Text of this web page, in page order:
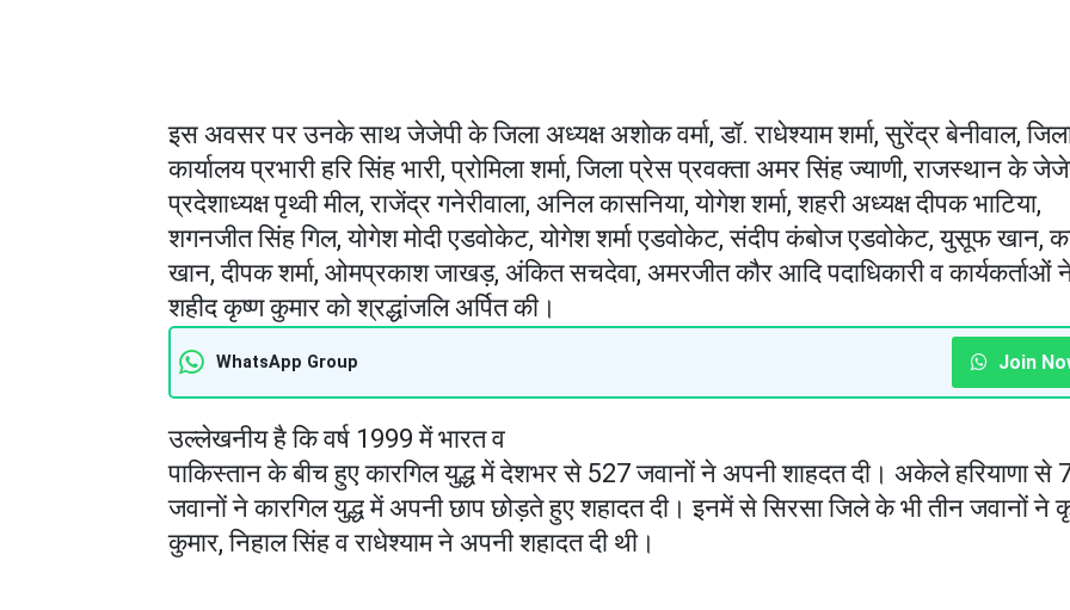
इस अवसर पर उनके साथ जेजेपी के जिला अध्यक्ष अशोक वर्मा, डॉ. राधेश्याम शर्मा, सुरेंद्र बेनीवाल,
कार्यालय प्रभारी हरि सिंह भारी, प्रोमिला शर्मा, जिला प्रेस प्रवक्ता अमर सिंह ज्याणी, राजस्थान के
प्रदेशाध्यक्ष पृथ्वी मील, राजेंद्र गनेरीवाला, अनिल कासनिया, योगेश शर्मा, शहरी अध्यक्ष दीपक भाटिया,
शगनजीत सिंह गिल, योगेश मोदी एडवोकेट, योगेश शर्मा एडवोकेट, संदीप कंबोज एडवोकेट, युसूफ खान,
खान, दीपक शर्मा, ओमप्रकाश जाखड़, अंकित सचदेवा, अमरजीत कौर आदि पदाधिकारी व कार्यकर्ताओं
शहीद कृष्ण कुमार को श्रद्धांजलि अर्पित की।
WhatsApp Group Join
उल्लेखनीय है कि वर्ष 1999 में भारत व
पाकिस्तान के बीच हुए कारगिल युद्ध में देशभर से 527 जवानों ने अपनी शाहदत दी। अकेले हरियाणा से
जवानों ने कारगिल युद्ध में अपनी छाप छोड़ते हुए शहादत दी। इनमें से सिरसा जिले के भी तीन जवानों ने
कुमार, निहाल सिंह व राधेश्याम ने अपनी शहादत दी थी।